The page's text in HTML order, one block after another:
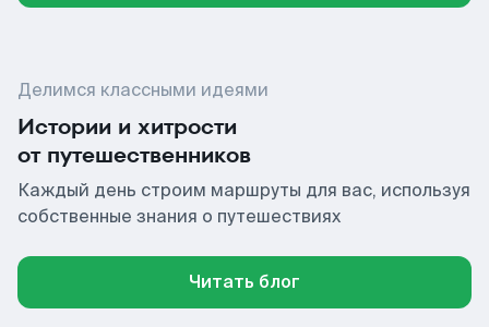
Делимся классными идеями
Истории и хитрости
от путешественников
Каждый день строим маршруты для вас, используя
собственные знания о путешествиях
Читать блог